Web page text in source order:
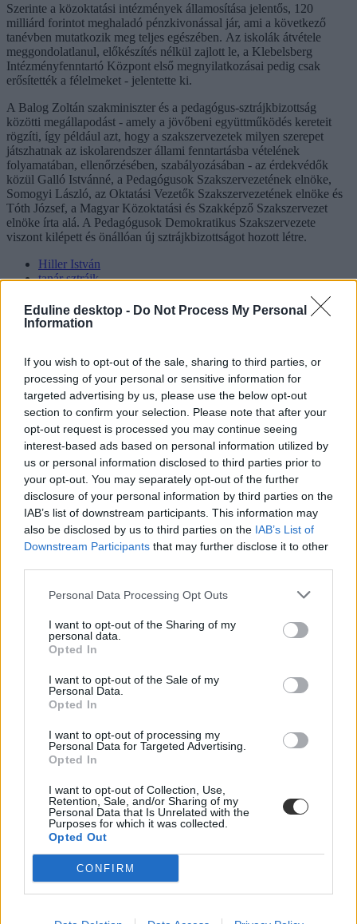
Eduline desktop - Do Not Process My Personal
Information
If you wish to opt-out of the sale, sharing to third parties, or
processing of your personal or sensitive information for
targeted advertising by us, please use the below opt-out
section to confirm your selection. Please note that after your
opt-out request is processed you may continue seeing
interest-based ads based on personal information utilized by
us or personal information disclosed to third parties prior to
your opt-out. You may separately opt-out of the further
disclosure of your personal information by third parties on the
IAB’s list of downstream participants. This information may
also be disclosed by us to third parties on the IAB’s List of
Downstream Participants that may further disclose it to other
Personal Data Processing Opt Outs
I want to opt-out of the Sharing of my
personal data.
Opted In
I want to opt-out of the Sale of my
Personal Data.
Opted In
I want to opt-out of processing my
Personal Data for Targeted Advertising.
Opted In
I want to opt-out of Collection, Use,
Retention, Sale, and/or Sharing of my
Personal Data that Is Unrelated with the
Purposes for which it was collected.
Opted Out
CONFIRM
Szerinte a közoktatási intézmények államosítása jelentős, 120
milliárd forintot meghaladó pénzkivonással jár, ami a következő
tanévben mutatkozik meg teljes egészében. Az iskolák átvétele
meggondolatlanul, előkészítés nélkül zajlott le, a Klebelsberg
Intézményfenntartó Központ első megnyilatkozásai pedig csak
erősítették a félelmeket - jelentette ki.
A Balog Zoltán szakminiszter és a pedagógus-sztrájkbizottság
közötti megállapodást - amely a jövőbeni együttműködés kereteit
rögzíti, így például azt, hogy a szakszervezetek milyen szerepet
játszhatnak az iskolarendszer állami fenntartásba vételének
folyamatában, ellenőrzésében, szabályozásában - az érdekvédők
közül Galló Istvánné, a Pedagógusok Szakszervezetének elnöke,
Somogyi László, az Oktatási Vezetők Szakszervezetének elnöke és
Tóth József, a Magyar Közoktatási és Szakképző Szakszervezet
elnöke írta alá. A Pedagógusok Demokratikus Szakszervezete
viszont kilépett és önállóan új sztrájkbizottságot hozott létre.
Hiller István
tanár sztrájk
pedagógus sztrájkbizottság
Mi a baj a 8 osztályos általános iskolával, és mi jöhet
helyette?
A kisiskolák tanárhiánya és a kisgimnáziumok elitképzővé válása
nem elszigetelt hibák, hanem a jelenlegi oktatási szerkezet
„erővonalai”, amelyek a rendszer gyökeres reformjáért kiáltanak Dr.
Gyarmathy Éva klinikai és neveléslélektani szakpszichológus,
Kurucz-Gáspár Tünde
Dolgoznának az egyetem mellett, mégsem
vállalhatnak diákmunkát – több mint százezer
levelezős hallgatót érinthet a szabály
tagozatos hallgató vagyok, egyből húzni kezdték a szájukat” –
számolt be tapasztalatairól az Eduline-nak egy egyetemista. Példája
azonban korántsem egyedi: több levelezős hallgató számolt be
Campus life
Kovács Dóri
Eltörölnék a 45 perces iskola-előkészítőt, újra az
óvodák dönthetnének az iskolaérettségről